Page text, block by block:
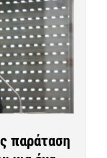
παράταση